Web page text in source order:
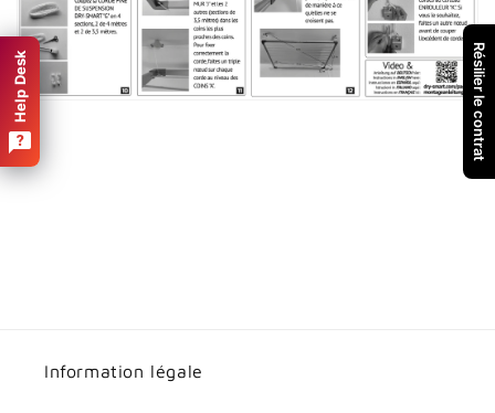
Information légale
Help Desk Résilier le contrat